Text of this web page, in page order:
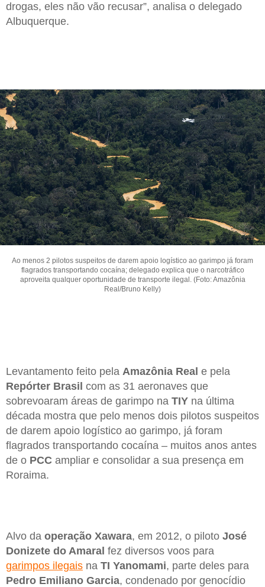
drogas, eles não vão recusar”, analisa o delegado
Albuquerque.
Ao menos 2 pilotos suspeitos de darem apoio logístico ao garimpo já foram
flagrados transportando cocaína; delegado explica que o narcotráfico
aproveita qualquer oportunidade de transporte ilegal. (Foto: Amazônia
Real/Bruno Kelly)
Levantamento feito pela Amazônia Real e pela
Repórter Brasil com as 31 aeronaves que
sobrevoaram áreas de garimpo na TIY na última
década mostra que pelo menos dois pilotos suspeitos
de darem apoio logístico ao garimpo, já foram
flagrados transportando cocaína – muitos anos antes
de o PCC ampliar e consolidar a sua presença em
Roraima.
Alvo da operação Xawara, em 2012, o piloto José
Donizete do Amaral fez diversos voos para
garimpos ilegais na TI Yanomami, parte deles para
Pedro Emiliano Garcia, condenado por genocídio